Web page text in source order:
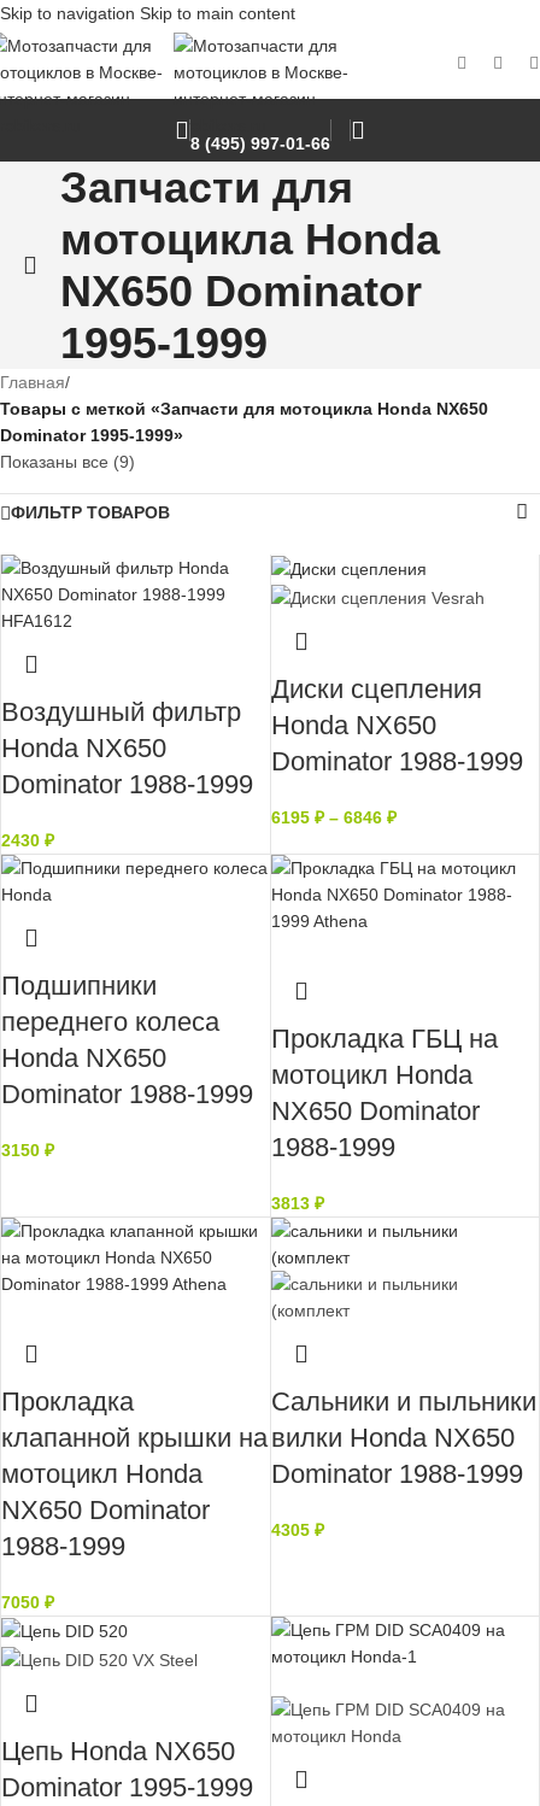
Skip to navigation Skip to main content
8 (495) 997-01-66
Запчасти для
мотоцикла Honda
NX650 Dominator
1995-1999
Главная/
Товары с меткой «Запчасти для мотоцикла Honda NX650
Dominator 1995-1999»
Показаны все (9)
ФИЛЬТР ТОВАРОВ
Воздушный фильтр
Honda NX650
Dominator 1988-1999
2430 ₽
Диски сцепления
Honda NX650
Dominator 1988-1999
6195 ₽ – 6846 ₽
Подшипники
переднего колеса
Honda NX650
Dominator 1988-1999
3150 ₽
Прокладка ГБЦ на
мотоцикл Honda
NX650 Dominator
1988-1999
3813 ₽
Прокладка
клапанной крышки на
мотоцикл Honda
NX650 Dominator
1988-1999
7050 ₽
Сальники и пыльники
вилки Honda NX650
Dominator 1988-1999
4305 ₽
Цепь Honda NX650
Dominator 1995-1999